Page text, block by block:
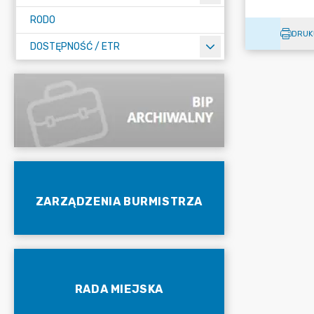
RODO
DOSTĘPNOŚĆ / ETR
ZARZĄDZENIA BURMISTRZA
RADA MIEJSKA